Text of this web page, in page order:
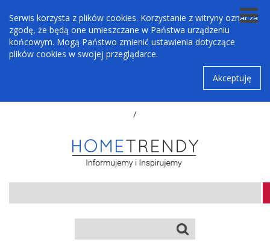
Serwis korzysta z plików cookies. Korzystanie z witryny oznacza
zgodę, że będą one umieszczane w Państwa urządzeniu
końcowym. Mogą Państwo zmienić ustawienia dotyczące
plików cookies w swojej przeglądarce.
Akceptuję
/